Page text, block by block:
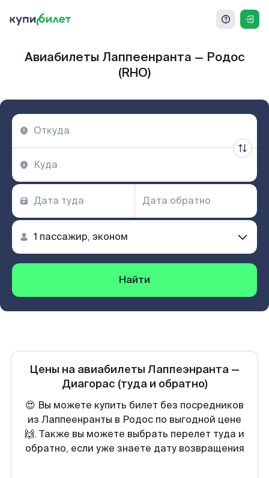
Авиабилеты Лаппеенранта — Родос
(RHO)
Найти
Цены на авиабилеты Лаппеэнранта —
Диагорас (туда и обратно)
😍 Вы можете купить билет без посредников
из Лаппеенранты в Родос по выгодной цене
🙌. Также вы можете выбрать перелет туда и
обратно, если уже знаете дату возвращения